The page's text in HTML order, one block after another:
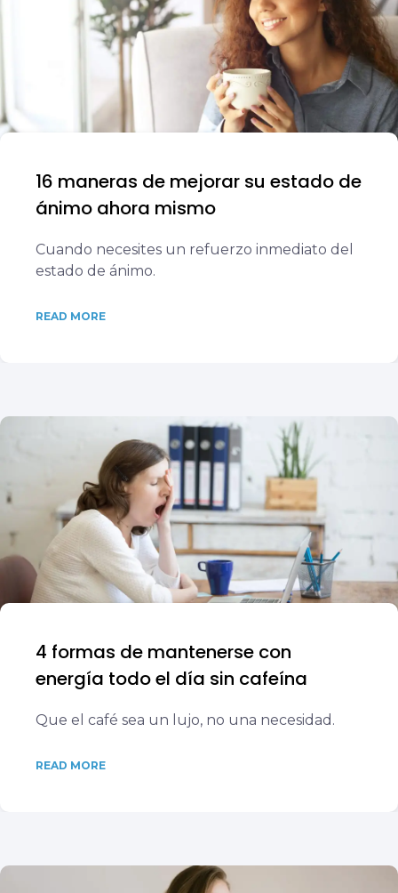
16 maneras de mejorar su estado de
ánimo ahora mismo
Cuando necesites un refuerzo inmediato del
estado de ánimo.
READ MORE
4 formas de mantenerse con
energía todo el día sin cafeína
Que el café sea un lujo, no una necesidad.
READ MORE